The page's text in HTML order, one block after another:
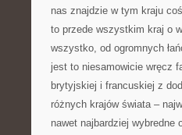
nas znajdzie w tym kraju
to przede wszystkim kraj o
wszystko, od ogromnych
jest to niesamowicie wręcz
brytyjskiej i francuskiej z
różnych krajów świata –
nawet najbardziej wybredne